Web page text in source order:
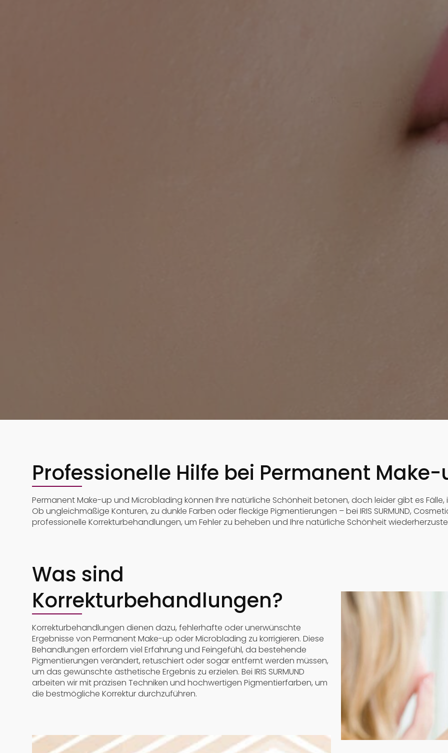
Professionelle Hilfe bei Permanent
Permanent Make-up und Microblading können Ihre natürliche Schönheit betonen, doch leider gibt es
Ob ungleichmäßige Konturen, zu dunkle Farben oder fleckige Pigmentierungen – bei IRIS SURMUND,
professionelle Korrekturbehandlungen, um Fehler zu beheben und Ihre natürliche Schönheit
Was sind
Korrekturbehandlungen?
Korrekturbehandlungen dienen dazu, fehlerhafte oder unerwünschte
Ergebnisse von Permanent Make-up oder Microblading zu korrigieren. Diese
Behandlungen erfordern viel Erfahrung und Feingefühl, da bestehende
Pigmentierungen verändert, retuschiert oder sogar entfernt werden müssen,
um das gewünschte ästhetische Ergebnis zu erzielen. Bei IRIS SURMUND
arbeiten wir mit präzisen Techniken und hochwertigen Pigmentierfarben, um
die bestmögliche Korrektur durchzuführen.